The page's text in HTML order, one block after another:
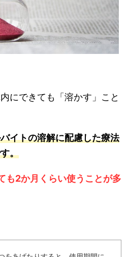
にできても「溶かす」こと
イトの溶解に配慮した療法
。
も2か月くらい使うことが多